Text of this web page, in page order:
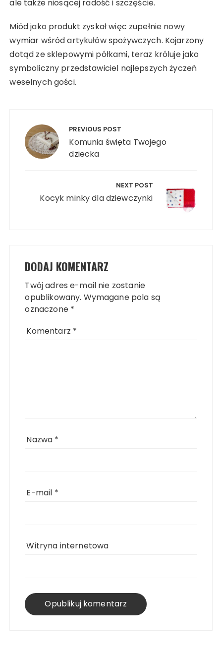
ale także niosącej radość i szczęście.
Miód jako produkt zyskał więc zupełnie nowy
wymiar wśród artykułów spożywczych. Kojarzony
dotąd ze sklepowymi półkami, teraz króluje jako
symboliczny przedstawiciel najlepszych życzeń
weselnych gości.
wpisu PREVIOUS POST
Komunia święta Twojego
dziecka
NEXT POST
Kocyk minky dla dziewczynki
DODAJ KOMENTARZ
Twój adres e-mail nie zostanie
opublikowany. Wymagane pola są
oznaczone *
Komentarz *
Nazwa *
E-mail *
Witryna internetowa